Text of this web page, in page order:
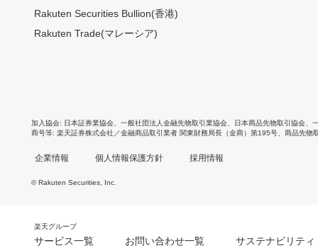
Rakuten Securities Bullion(香港)
Rakuten Trade(マレーシア)
加入協会 日本証券業協会 一般社団法人金融先物取引業協会 日本商品先物取引協会
商号等 楽天証券株式会社／金融商品取引業者 関東財務局長（金商）第195号、商品先物
企業情報 個人情報保護方針 採用情報
© Rakuten Securities, Inc.
楽天グループ
サービス一覧 お問い合わせ一覧 サステナビリティ